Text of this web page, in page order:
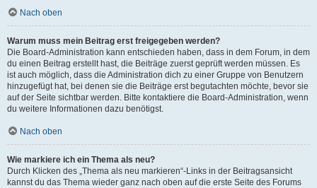
Nach oben
Warum muss mein Beitrag erst freigegeben werden?
Die Board-Administration kann entschieden haben, dass in dem Forum, in dem
du einen Beitrag erstellt hast, die Beiträge zuerst geprüft werden müssen. Es
ist auch möglich, dass die Administration dich zu einer Gruppe von Benutzern
hinzugefügt hat, bei denen sie die Beiträge erst begutachten möchte, bevor sie
auf der Seite sichtbar werden. Bitte kontaktiere die Board-Administration, wenn
du weitere Informationen dazu benötigst.
Nach oben
Wie markiere ich ein Thema als neu?
Durch Klicken des „Thema als neu markieren“-Links in der Beitragsansicht
kannst du das Thema wieder ganz nach oben auf die erste Seite des Forums